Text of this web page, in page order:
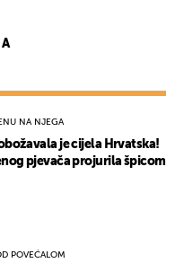
NA NJEGA
je cijela Hrvatska!
pjevača projurila špicom
POVEĆALOM